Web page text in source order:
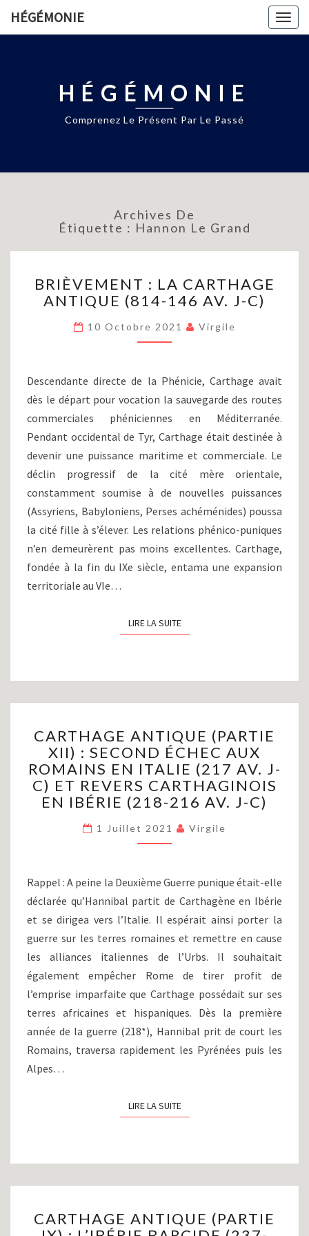
HÉGÉMONIE
HÉGÉMONIE
Comprenez Le Présent Par Le Passé
Archives De
Étiquette : Hannon Le Grand
LA
ANTIQUE
(814-
AV.
C)
BRIÈVEMENT : LA CARTHAGE
ANTIQUE (814-146 AV. J-C)
10 Octobre 2021 Virgile
Descendante directe de la Phénicie, Carthage avait
dès le départ pour vocation la sauvegarde des routes
commerciales phéniciennes en Méditerranée.
Pendant occidental de Tyr, Carthage était destinée à
devenir une puissance maritime et commerciale. Le
déclin progressif de la cité mère orientale,
constamment soumise à de nouvelles puissances
(Assyriens, Babyloniens, Perses achéménides) poussa
la cité fille à s’élever. Les relations phénico-puniques
n’en demeurèrent pas moins excellentes. Carthage,
fondée à la fin du IXe siècle, entama une expansion
territoriale au VIe…
LIRE LA SUITELIRE LA SUITE
ANTIQUE
(PARTIE
XII)
:
SECOND
ÉCHEC
AUX
ROMAINS
(217
AV.
J-
C)
REVERS
CARTHAGINOIS
EN
IBÉRIE
(218-
216
AV.
CARTHAGE ANTIQUE (PARTIE
XII) : SECOND ÉCHEC AUX
ROMAINS EN ITALIE (217 AV. J-
C) ET REVERS CARTHAGINOIS
EN IBÉRIE (218-216 AV. J-C)
1 Juillet 2021 Virgile
Rappel : A peine la Deuxième Guerre punique était-elle
déclarée qu’Hannibal partit de Carthagène en Ibérie
et se dirigea vers l’Italie. Il espérait ainsi porter la
guerre sur les terres romaines et remettre en cause
les alliances italiennes de l’Urbs. Il souhaitait
également empêcher Rome de tirer profit de
l’emprise imparfaite que Carthage possédait sur ses
terres africaines et hispaniques. Dès la première
année de la guerre (218*), Hannibal prit de court les
Romains, traversa rapidement les Pyrénées puis les
Alpes…
LIRE LA SUITELIRE LA SUITE
ANTIQUE
CARTHAGE ANTIQUE (PARTIE